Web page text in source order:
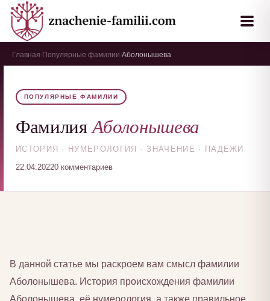
Главная Популярные фамилии Аболонышева
ПОПУЛЯРНЫЕ ФАМИЛИИ
ФамилияАболонышева
ИСТОРИЯ · НУМЕРОЛОГИЯ · ЗНАЧЕНИЕ · ПАДЕЖИ
22.04.20220 комментариев
В данной статье мы раскроем вам смысл фамилии
Аболонышева. История происхождения фамилии